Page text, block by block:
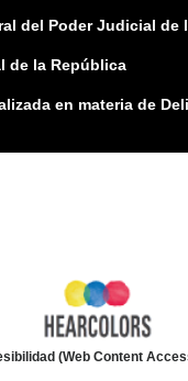
del Poder Judicial de
de la República
en materia de
(Web Content